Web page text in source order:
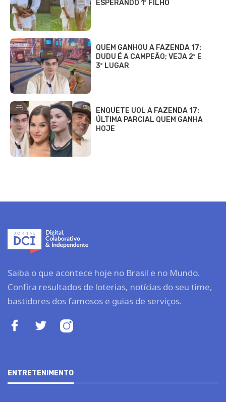
ESPERANDO 1º FILHO
QUEM GANHOU A FAZENDA 17:
DUDU É A CAMPEÃO; VEJA 2º E
3º LUGAR
ENQUETE UOL A FAZENDA 17:
ÚLTIMA PARCIAL QUEM GANHA
HOJE
Saiba o que acontece hoje no Brasil e no Mundo.
Confira resultados de loterias, notícias do seu time,
bastidores dos famosos e guias de serviços.
ENTRETENIMENTO